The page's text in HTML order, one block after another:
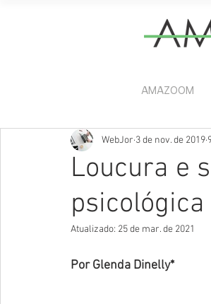
AMAZOOM
Loucura e
WebJor 3 de nov. de 2019
Atualizado: 25 de mar. de 2021
Por Glenda Dinelly*